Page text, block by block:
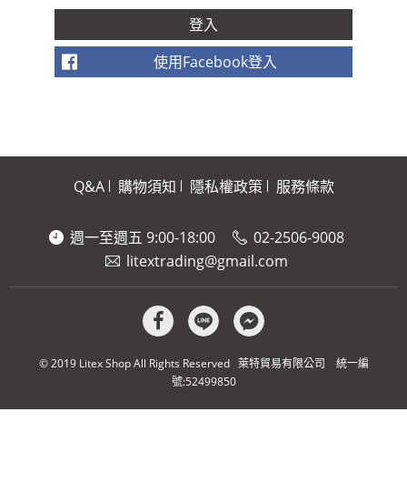
使用Facebook登入
Q&A 購物須知 隱私權政策 服務條款
週一至週五 9:00-18:00
02-2506-9008
litextrading@gmail.com
© 2019 Litex Shop All Rights Reserved 萊特貿易有限公司 統一編
號:52499850